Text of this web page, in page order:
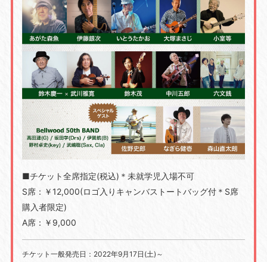
■チケット全席指定(税込)＊未就学児入場不可
S席：￥12,000(ロゴ入りキャンバストートバッグ付＊S席
購入者限定)
A席：￥9,000
チケット一般発売日：2022年9月17日(土)～